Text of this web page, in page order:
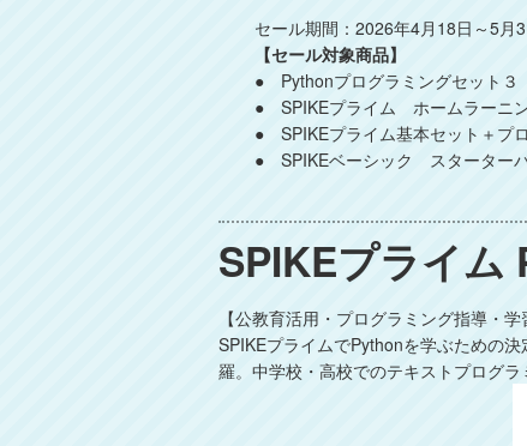
セール期間：2026年4月18日～5月
【セール対象商品】
● Pythonプログラミングセット３
● SPIKEプライム ホームラーニ
● SPIKEプライム基本セット＋プ
● SPIKEベーシック スターター
SPIKEプライム
【公教育活用・プログラミング指導・学
SPIKEプライムでPythonを学ぶための
羅。中学校・高校でのテキストプログラ